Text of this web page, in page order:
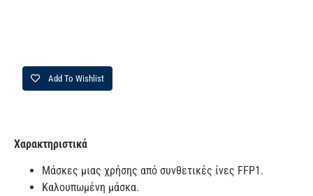
Add To Wishlist
Χαρακτηριστικά
Mάσκες μιας χρήσης από συνθετικές ίνες FFP1.
Καλουπωμένη μάσκα.